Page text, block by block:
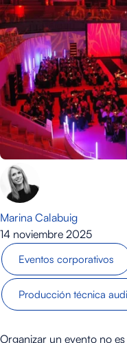
Marina Calabuig
14 noviembre 2025
Eventos corporativos
Producción técnica
Organizar un evento no